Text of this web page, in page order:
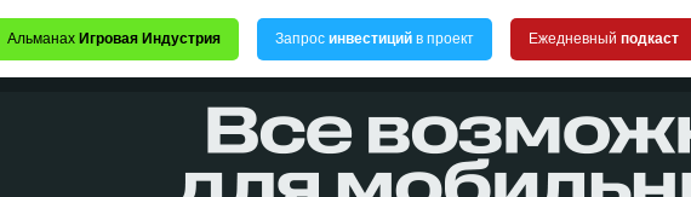
Альманах Игровая Индустрия Запрос инвестиций в проект Ежедневный подкаст